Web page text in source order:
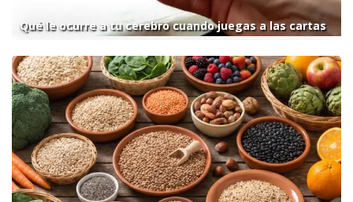
Qué le ocurre a tu cerebro cuando juegas a las cartas